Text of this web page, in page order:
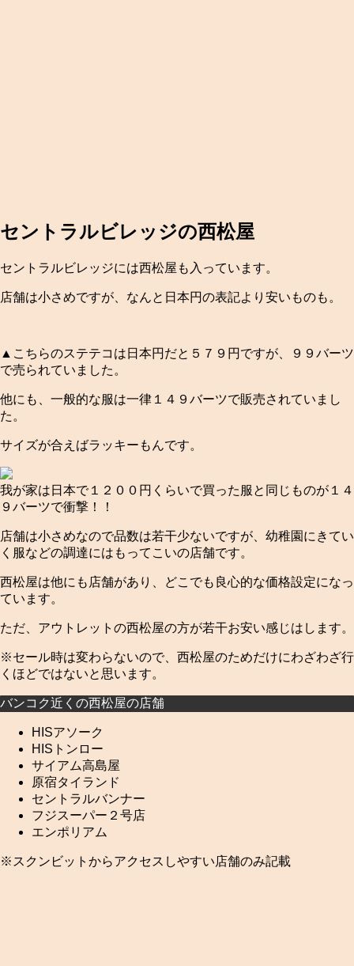
セントラルビレッジの西松屋
セントラルビレッジには西松屋も入っています。
店舗は小さめですが、なんと日本円の表記より安いものも。
▲こちらのステテコは日本円だと５７９円ですが、９９バーツ
で売られていました。
他にも、一般的な服は一律１４９バーツで販売されていまし
た。
サイズが合えばラッキーもんです。
我が家は日本で１２００円くらいで買った服と同じものが１４
９バーツで衝撃！！
店舗は小さめなので品数は若干少ないですが、幼稚園にきてい
く服などの調達にはもってこいの店舗です。
西松屋は他にも店舗があり、どこでも良心的な価格設定になっ
ています。
ただ、アウトレットの西松屋の方が若干お安い感じはします。
※セール時は変わらないので、西松屋のためだけにわざわざ行
くほどではないと思います。
バンコク近くの西松屋の店舗
HISアソーク
HISトンロー
サイアム高島屋
原宿タイランド
セントラルバンナー
フジスーパー２号店
エンポリアム
※スクンビットからアクセスしやすい店舗のみ記載